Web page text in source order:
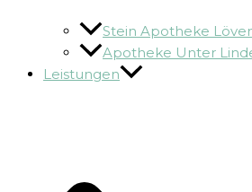
Stein Apotheke
Apotheke Unter
Leistungen